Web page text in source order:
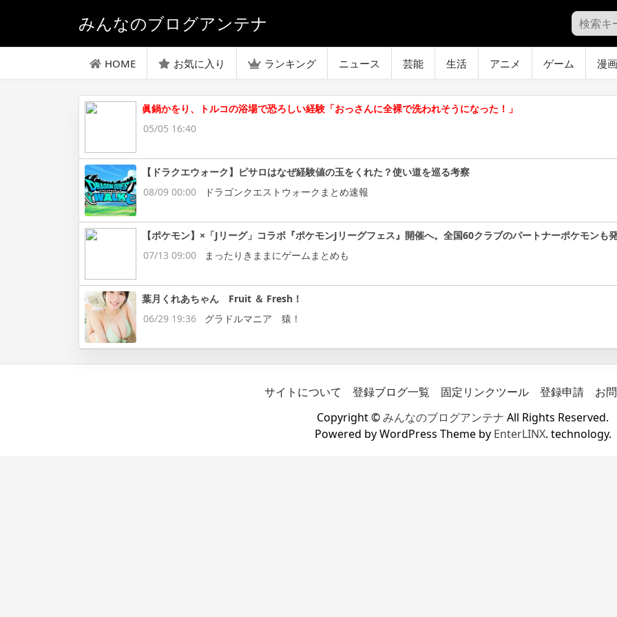
みんなのブログアンテナ
HOME お気に入り ランキング ニュース 芸能 生活 アニメ ゲーム 漫画
眞鍋かをり、トルコの浴場で恐ろしい経験「おっさんに全裸で洗われそうになった！」
05/05 16:40
【ドラクエウォーク】ピサロはなぜ経験値の玉をくれた？使い道を巡る考察
08/09 00:00
ドラゴンクエストウォークまとめ速報
【ポケモン】×「Jリーグ」コラボ『ポケモンJリーグフェス』開催へ。全国60クラブのパートナーポケモンも
07/13 09:00
まったりきままにゲームまとめも
葉月くれあちゃん Fruit ＆ Fresh！
06/29 19:36
グラドルマニア 猿！
サイトについて 登録ブログ一覧 固定リンクツール 登録申請
お
Copyright ©みんなのブログアンテナ All Rights Reserved.
Powered by WordPress Theme by EnterLINX. technology.